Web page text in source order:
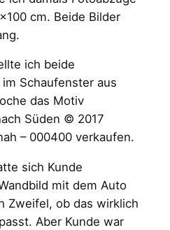
cm. Beide Bilder
ich beide
Schaufenster aus
das Motiv
Süden © 2017
– 000400 verkaufen.
sich Kunde
mit dem Auto
Zweifel, ob das wirklich
Aber Kunde war